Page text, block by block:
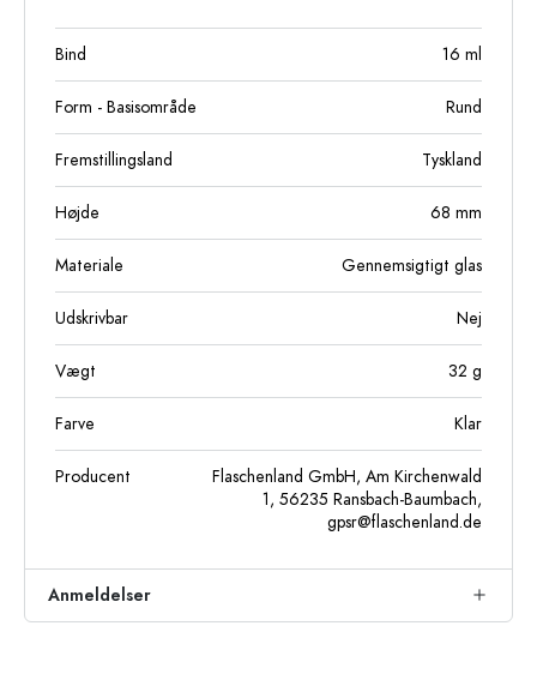
Bind 16 ml
Form - Basisområde Rund
Fremstillingsland Tyskland
Højde 68 mm
Materiale Gennemsigtigt glas
Udskrivbar Nej
Vægt 32 g
Farve Klar
Producent
Flaschenland GmbH, Am Kirchenwald
1, 56235 Ransbach-Baumbach,
gpsr@flaschenland.de
Anmeldelser